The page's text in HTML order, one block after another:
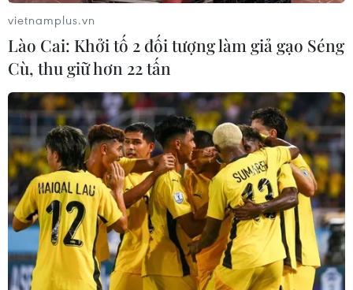
hệ thống chi trả hiện tại, trong khi quá trình già hóa dân
số vẫn ngày càng trầm trọng.
vietnamplus.vn
Lào Cai: Khởi tố 2 đối tượng làm giả gạo Séng
Cù, thu giữ hơn 22 tấn